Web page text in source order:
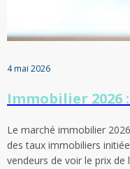
4 mai 2026
Immobilier 2026
Le marché immobilier
des taux immobiliers
vendeurs de voir le prix de